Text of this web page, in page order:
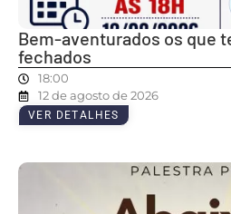
Bem-aventurados os que
fechados
18:00
12 de agosto de 2026
VER DETALHES